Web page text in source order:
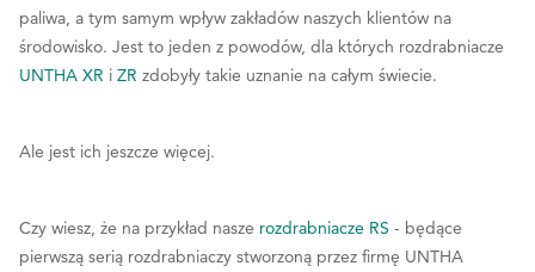
paliwa, a tym samym wpływ zakładów naszych klientów na
środowisko. Jest to jeden z powodów, dla których rozdrabniacze
UNTHA XR i ZR zdobyły takie uznanie na całym świecie.
Ale jest ich jeszcze więcej.
Czy wiesz, że na przykład nasze rozdrabniacze RS - będące
pierwszą serią rozdrabniaczy stworzoną przez firmę UNTHA